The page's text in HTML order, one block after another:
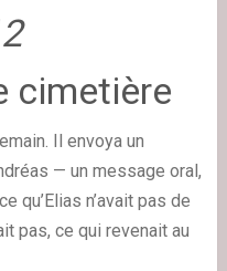
cimetière
Il envoya un
— un message oral,
qu’Elias n’avait pas de
pas, ce qui revenait au